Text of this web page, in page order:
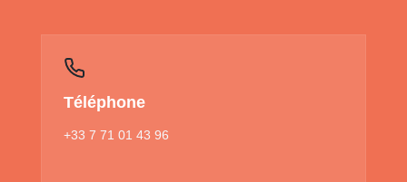
Téléphone
+33 7 71 01 43 96